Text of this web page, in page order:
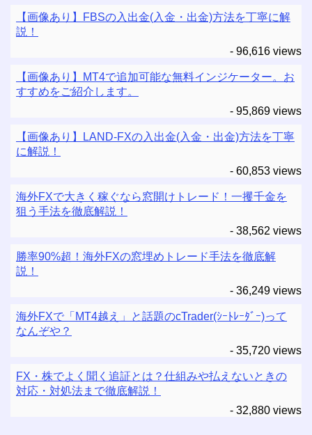
【画像あり】FBSの入出金(入金・出金)方法を丁寧に解
説！
- 96,616 views
【画像あり】MT4で追加可能な無料インジケーター。お
すすめをご紹介します。
- 95,869 views
【画像あり】LAND-FXの入出金(入金・出金)方法を丁寧
に解説！
- 60,853 views
海外FXで大きく稼ぐなら窓開けトレード！一攫千金を
狙う手法を徹底解説！
- 38,562 views
勝率90%超！海外FXの窓埋めトレード手法を徹底解
説！
- 36,249 views
海外FXで「MT4越え」と話題のcTrader(ｼｰﾄﾚｰﾀﾞｰ)って
なんぞや？
- 35,720 views
FX・株でよく聞く追証とは？仕組みや払えないときの
対応・対処法まで徹底解説！
- 32,880 views